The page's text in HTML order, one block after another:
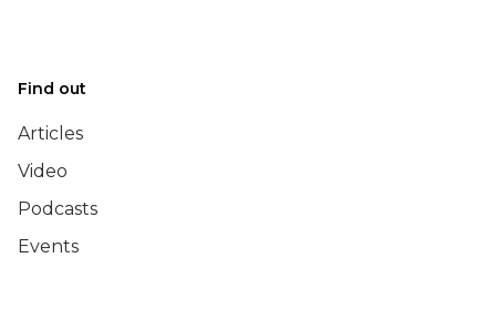
Find out
Articles
Video
Podcasts
Events